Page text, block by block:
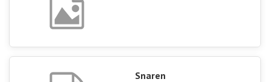
Snaren